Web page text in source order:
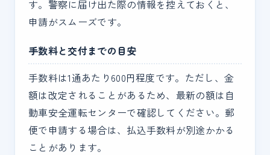
す。警察に届け出た際の情報を控えておくと、
申請がスムーズです。
手数料と交付までの目安
手数料は1通あたり600円程度です。ただし、金
額は改定されることがあるため、最新の額は自
動車安全運転センターで確認してください。郵
便で申請する場合は、払込手数料が別途かかる
ことがあります。